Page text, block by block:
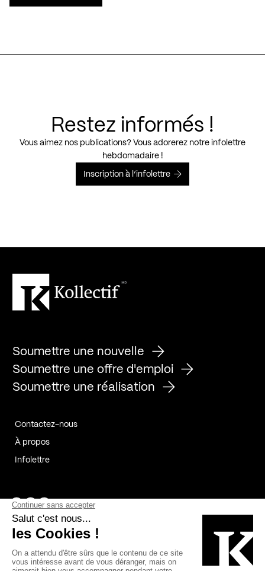
Restez informés !
Vous aimez nos publications? Vous adorerez notre infolettre
hebdomadaire !
Inscription à l’infolettre
Soumettre une nouvelle
Soumettre une offre d'emploi
Soumettre une réalisation
Contactez-nous
À propos
Infolettre
Page Facebook de Kollectif
Page Instagram de Kollectif
Page Linkedin de Kollectif